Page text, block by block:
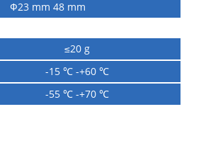
Ф23 mm 48 mm
≤20 g
-15 ℃ -+60 ℃
-55 ℃ -+70 ℃